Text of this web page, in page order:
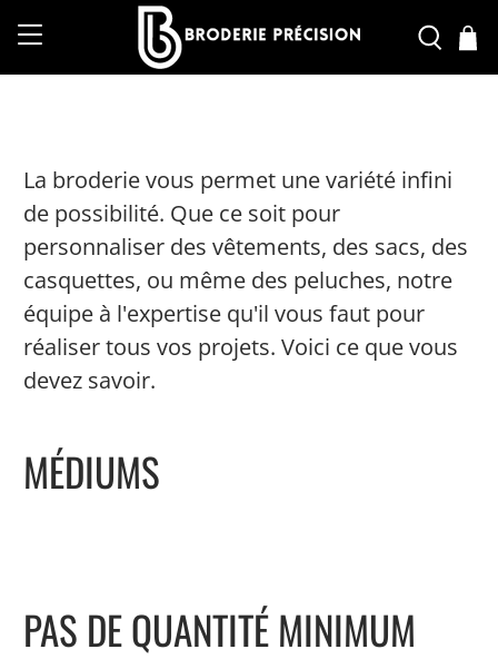
La broderie vous permet une variété infini
de possibilité. Que ce soit pour
personnaliser des vêtements, des sacs, des
casquettes, ou même des peluches, notre
équipe à l'expertise qu'il vous faut pour
réaliser tous vos projets. Voici ce que vous
devez savoir.
MÉDIUMS
PAS DE QUANTITÉ MINIMUM